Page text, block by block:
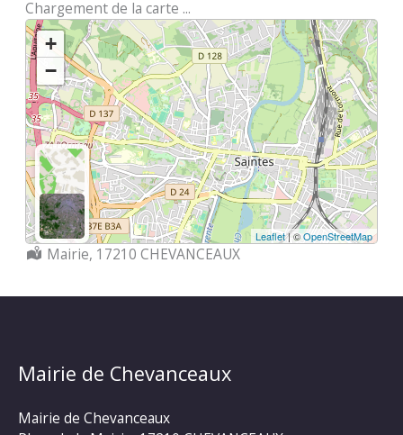
Chargement de la carte ...
+
−
Leaflet| ©OpenStreetMap
Localisation :
Mairie, 17210 CHEVANCEAUX
Mairie de Chevanceaux
Mairie de Chevanceaux